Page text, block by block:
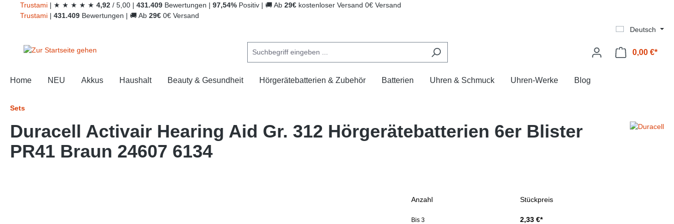
Zur Hauptnavigation springen
Trustami | ★ ★ ★ ★ ★ 4,92 / 5,00 | 431.409 Bewertungen | 97,54% Positiv | 🚚 Ab 29€ kostenloser Versand 0€ Versand
Trustami | 431.409 Bewertungen | 🚚 Ab 29€ 0€ Versand
Deutsch
0,00 €*
Home NEU Akkus Haushalt Beauty & Gesundheit Hörgerätebatterien & Zubehör Batterien Uhren & Schmuck Uhren-Werke Blog
Sets
Duracell Activair Hearing Aid Gr. 312 Hörgerätebatterien 6er Blister
PR41 Braun 24607 6134
Anzahl Stückpreis
Bis 3 2,33 €*